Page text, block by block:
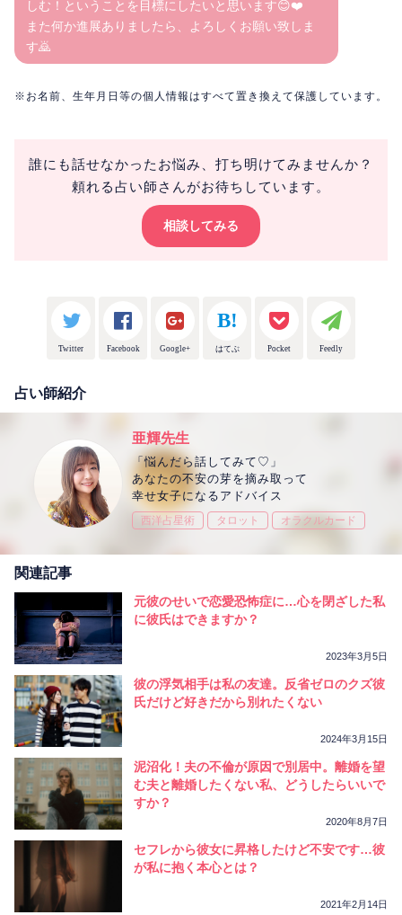
しむ！ということを目標にしたいと思います😊❤️
また何か進展ありましたら、よろしくお願い致しま
す🙇
※お名前、生年月日等の個人情報はすべて置き換えて保護しています。
誰にも話せなかったお悩み、打ち明けてみませんか？
頼れる占い師さんがお待ちしています。
相談してみる
Twitter Facebook Google+ はてぶ Pocket Feedly
占い師紹介
亜輝先生
「悩んだら話してみて♡」
あなたの不安の芽を摘み取って
幸せ女子になるアドバイス
西洋占星術 タロット オラクルカード
関連記事
元彼のせいで恋愛恐怖症に…心を閉ざした私
に彼氏はできますか？
2023年3月5日
彼の浮気相手は私の友達。反省ゼロのクズ彼
氏だけど好きだから別れたくない
2024年3月15日
泥沼化！夫の不倫が原因で別居中。離婚を望
む夫と離婚したくない私、どうしたらいいで
すか？
2020年8月7日
セフレから彼女に昇格したけど不安です…彼
が私に抱く本心とは？
2021年2月14日